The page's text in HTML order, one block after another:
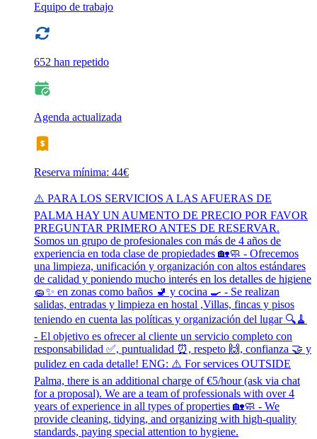
Equipo de trabajo
652 han repetido
Agenda actualizada
Reserva mínima: 44€
⚠️ PARA LOS SERVICIOS A LAS AFUERAS DE
PALMA HAY UN AUMENTO DE PRECIO POR FAVOR
PREGUNTAR PRIMERO ANTES DE RESERVAR.
Somos un grupo de profesionales con más de 4 años de
experiencia en toda clase de propiedades 🏡🧼 - Ofrecemos
una limpieza, unificación y organización con altos estándares
de calidad y poniendo mucho interés en los detalles de higiene
🧽✨ en zonas como baños 🚽 y cocina 🍳 - Se realizan
salidas, entradas y limpieza en hostal ,Villas, fincas y pisos
teniendo en cuenta las políticas y organización del lugar 🔍🧹
- El objetivo es ofrecer al cliente un servicio completo con
responsabilidad ✅, puntualidad ⏰, respeto 🙌, confianza 🤝 y
pulidez en cada detalle! ENG: ⚠️ For services OUTSIDE
Palma, there is an additional charge of €5/hour (ask via chat
for a proposal). We are a team of professionals with over 4
years of experience in all types of properties 🏡🧼 - We
provide cleaning, tidying, and organizing with high-quality
standards, paying special attention to hygiene.